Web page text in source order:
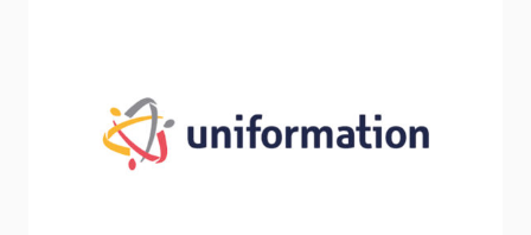
Uniformation